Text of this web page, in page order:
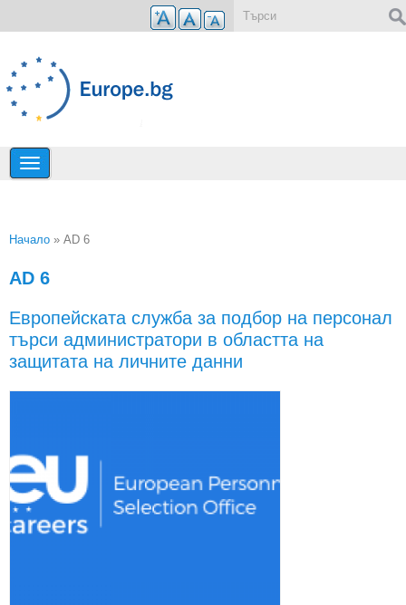
Премини към основното съдържание
Начало » AD 6
AD 6
Европейската служба за подбор на персонал
търси администратори в областта на
защитата на личните данни